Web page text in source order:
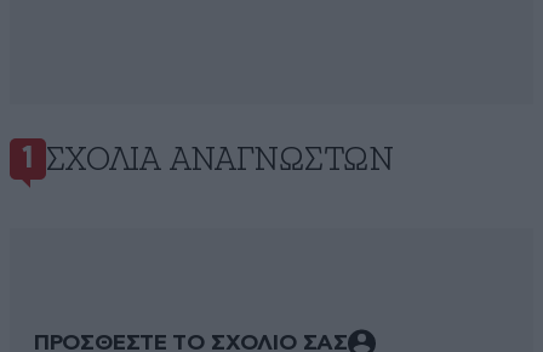
1 ΣΧΌΛΙΑ ΑΝΑΓΝΩΣΤΏΝ
ΠΡΟΣΘΕΣΤΕ ΤΟ ΣΧΟΛΙΟ ΣΑΣ